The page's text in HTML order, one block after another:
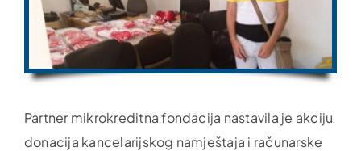
Partner mikrokreditna fondacija nastavila je akciju
donacija kancelarijskog namještaja i računarske